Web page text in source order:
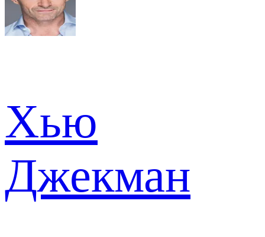
Хью
Джекман